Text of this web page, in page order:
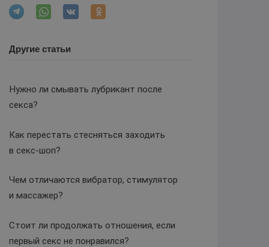
Другие статьи
Нужно ли смывать лубрикант после
секса?
Как перестать стесняться заходить
в секс-шоп?
Чем отличаются вибратор, стимулятор
и массажер?
Стоит ли продолжать отношения, если
первый секс не понравился?